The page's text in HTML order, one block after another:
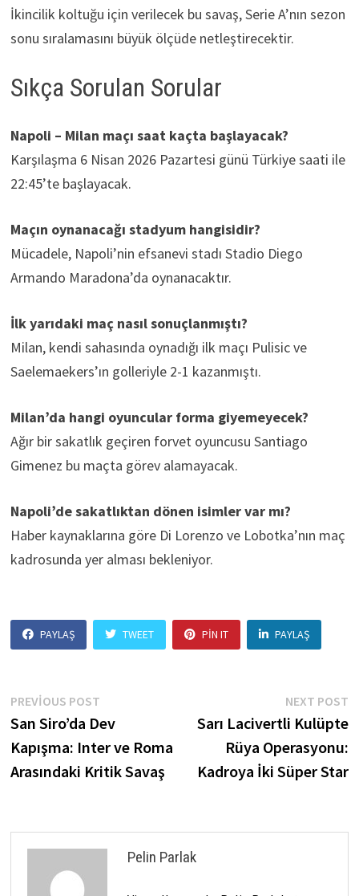
İkincilik koltuğu için verilecek bu savaş, Serie A’nın sezon
sonu sıralamasını büyük ölçüde netleştirecektir.
Sıkça Sorulan Sorular
Napoli – Milan maçı saat kaçta başlayacak?
Karşılaşma 6 Nisan 2026 Pazartesi günü Türkiye saati ile
22:45’te başlayacak.
Maçın oynanacağı stadyum hangisidir?
Mücadele, Napoli’nin efsanevi stadı Stadio Diego
Armando Maradona’da oynanacaktır.
İlk yarıdaki maç nasıl sonuçlanmıştı?
Milan, kendi sahasında oynadığı ilk maçı Pulisic ve
Saelemaekers’ın golleriyle 2-1 kazanmıştı.
Milan’da hangi oyuncular forma giyemeyecek?
Ağır bir sakatlık geçiren forvet oyuncusu Santiago
Gimenez bu maçta görev alamayacak.
Napoli’de sakatlıktan dönen isimler var mı?
Haber kaynaklarına göre Di Lorenzo ve Lobotka’nın maç
kadrosunda yer alması bekleniyor.
PAYLAŞ TWEET PIN IT PAYLAŞ
Yazı
gezinmesi
PREVIOUS POSTPrevious
post:
San Siro’da Dev
Kapışma: Inter ve Roma
Arasındaki Kritik Savaş
NEXT POST
Sarı Lacivertli Kulüpte
Rüya Operasyonu:
Kadroya İki Süper Star
Pelin Parlak